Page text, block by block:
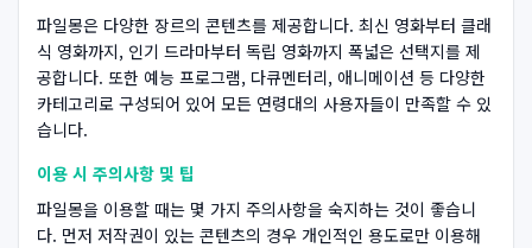
파일몽은 다양한 장르의 콘텐츠를 제공합니다. 최신 영화부터 클래
식 영화까지, 인기 드라마부터 독립 영화까지 폭넓은 선택지를 제
공합니다. 또한 예능 프로그램, 다큐멘터리, 애니메이션 등 다양한
카테고리로 구성되어 있어 모든 연령대의 사용자들이 만족할 수 있
습니다.
이용 시 주의사항 및 팁
파일몽을 이용할 때는 몇 가지 주의사항을 숙지하는 것이 좋습니
다. 먼저 저작권이 있는 콘텐츠의 경우 개인적인 용도로만 이용해